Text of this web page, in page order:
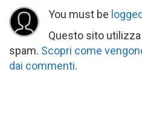
You must be
Questo sito
spam. Scopri come
dai commenti.